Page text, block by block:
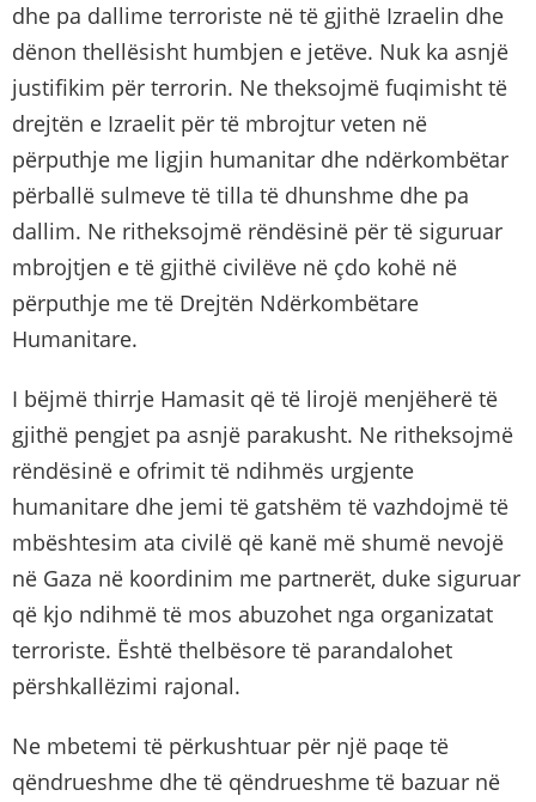
dhe pa dallime terroriste në të gjithë Izraelin dhe
dënon thellësisht humbjen e jetëve. Nuk ka asnjë
justifikim për terrorin. Ne theksojmë fuqimisht të
drejtën e Izraelit për të mbrojtur veten në
përputhje me ligjin humanitar dhe ndërkombëtar
përballë sulmeve të tilla të dhunshme dhe pa
dallim. Ne ritheksojmë rëndësinë për të siguruar
mbrojtjen e të gjithë civilëve në çdo kohë në
përputhje me të Drejtën Ndërkombëtare
Humanitare.
I bëjmë thirrje Hamasit që të lirojë menjëherë të
gjithë pengjet pa asnjë parakusht. Ne ritheksojmë
rëndësinë e ofrimit të ndihmës urgjente
humanitare dhe jemi të gatshëm të vazhdojmë të
mbështesim ata civilë që kanë më shumë nevojë
në Gaza në koordinim me partnerët, duke siguruar
që kjo ndihmë të mos abuzohet nga organizatat
terroriste. Është thelbësore të parandalohet
përshkallëzimi rajonal.
Ne mbetemi të përkushtuar për një paqe të
qëndrueshme dhe të qëndrueshme të bazuar në